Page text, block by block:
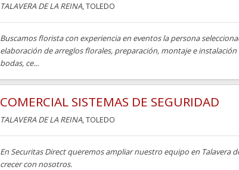
TALAVERA DE LA REINA, TOLEDO
Buscamos florista con experiencia en eventos la persona
elaboración de arreglos florales, preparación, montaje e
bodas, ce...
COMERCIAL SISTEMAS DE SEGURIDAD
TALAVERA DE LA REINA, TOLEDO
En Securitas Direct queremos ampliar nuestro equipo en Talavera
crecer con nosotros.